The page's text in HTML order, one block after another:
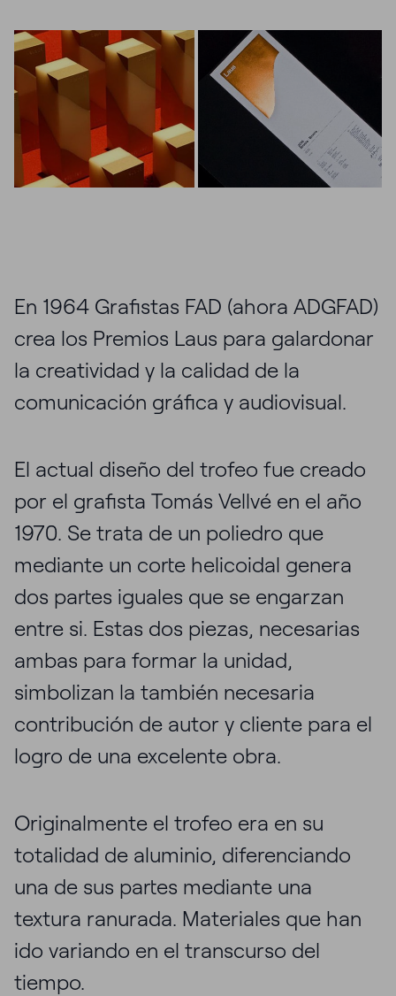
En 1964 Grafistas FAD (ahora ADGFAD)
crea los Premios Laus para galardonar
la creatividad y la calidad de la
comunicación gráfica y audiovisual.
El actual diseño del trofeo fue creado
por el grafista Tomás Vellvé en el año
1970. Se trata de un poliedro que
mediante un corte helicoidal genera
dos partes iguales que se engarzan
entre si. Estas dos piezas, necesarias
ambas para formar la unidad,
simbolizan la también necesaria
contribución de autor y cliente para el
logro de una excelente obra.
Originalmente el trofeo era en su
totalidad de aluminio, diferenciando
una de sus partes mediante una
textura ranurada. Materiales que han
ido variando en el transcurso del
tiempo.